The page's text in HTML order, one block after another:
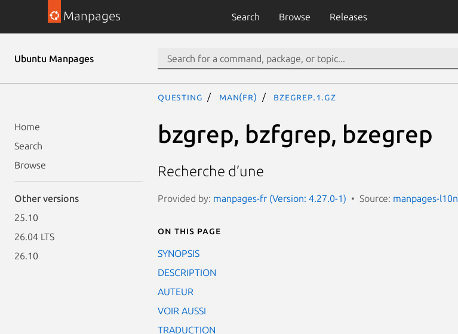
Manpages Search Browse Releases
Ubuntu Manpages
Home
Search
Browse
Other versions
25.10
26.04 LTS
26.10
questing man(fr) bzegrep.1.gz
bzgrep, bzfgrep, bzegrep
Recherche d’une
Provided by: manpages-fr (Version: 4.27.0-1) Source: manpages-l10n
On this page
SYNOPSIS
DESCRIPTION
AUTEUR
VOIR AUSSI
TRADUCTION